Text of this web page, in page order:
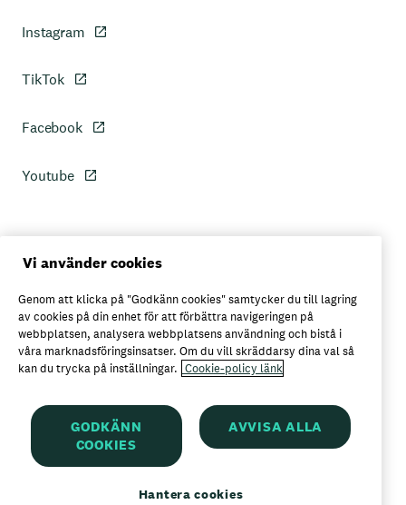
Instagram
TikTok
Facebook
Youtube
Personuppgiftspolicy
Axfoods integritetspolicy
Här kan du köpa Garant
Garant är ett registrerat varumärke för
Vi använder cookies
Genom att klicka på "Godkänn cookies" samtycker du till lagring
av cookies på din enhet för att förbättra navigeringen på
webbplatsen, analysera webbplatsens användning och bistå i
våra marknadsföringsinsatser. Om du vill skräddarsy dina val så
kan du trycka på inställningar. Cookie-policy länk
GODKÄNN
COOKIES
AVVISA ALLA
Hantera cookies